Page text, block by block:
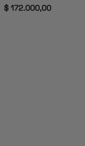
$172.000,00